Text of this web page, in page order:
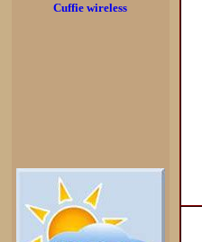
Cuffie wireless